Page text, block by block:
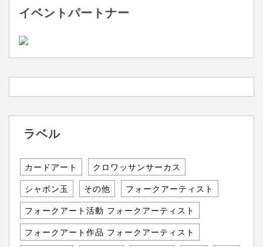
イベントパートナー
ラベル
カードアート クロワッサンサーカス
シャボン玉 その他 フォークアーティスト
フォークアート活動 フォークアーティスト
フォークアート作品 フォークアーティスト